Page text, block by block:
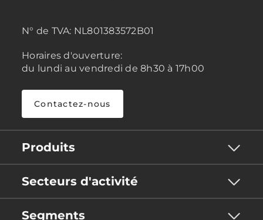
N° de TVA: NL801383572B01
Horaires d'ouverture:
du lundi au vendredi de 8h30 à 17h00
Contactez-nous
Produits
Secteurs d'activité
Segments